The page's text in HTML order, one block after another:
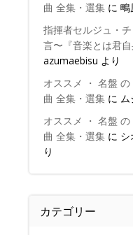
曲 全集・選集に 鴫
指揮者セルジュ・
言〜『音楽とは君自
azumaebisu より
オススメ ・ 名盤
曲 全集・選集に ム
オススメ ・ 名盤
曲 全集・選集に シ
り
カテゴリー